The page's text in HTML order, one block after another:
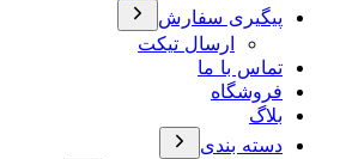
پیگیری سفارش
ارسال تیکت
تماس با ما
فروشگاه
بلاگ
دسته بندی